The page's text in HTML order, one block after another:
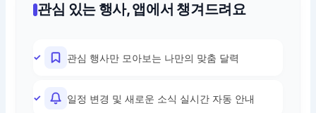
관심 있는 행사, 앱에서 챙겨드려요
관심 행사만 모아보는 나만의 맞춤 달력
일정 변경 및 새로운 소식 실시간 자동 안내